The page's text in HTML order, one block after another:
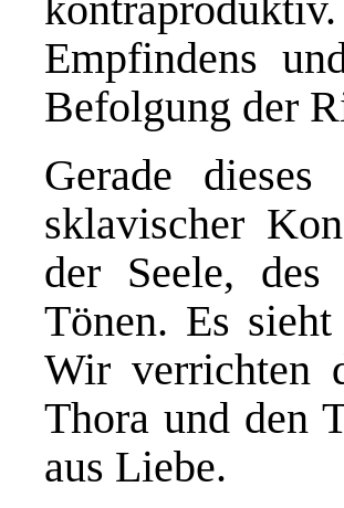
Empfindens
Befolgung der
Gerade
sklavischer
der Seele,
Tönen. Es
Wir verrichten
Thora und den
aus Liebe.